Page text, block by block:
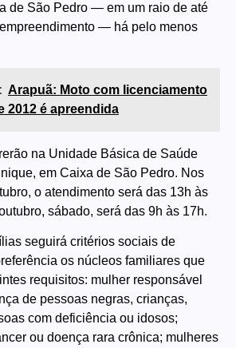
de São Pedro — em um raio de até
— há pelo menos
Arapuã: Moto com licenciamento
2012 é apreendida
na Unidade Básica de Saúde
em Caixa de São Pedro. Nos
o atendimento será das 13h às
sábado, será das 9h às 17h.
seguirá critérios sociais de
os núcleos familiares que
requisitos: mulher responsável
de pessoas negras, crianças,
com deficiência ou idosos;
ou doença rara crônica; mulheres